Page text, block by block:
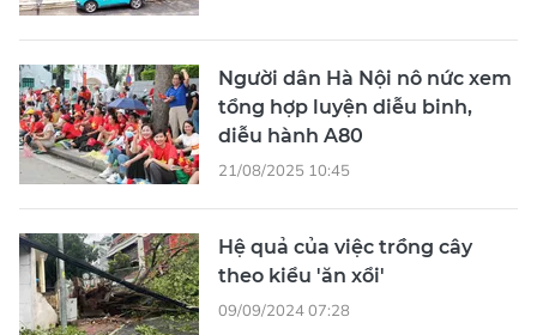
Người dân Hà Nội nô nức xem
tổng hợp luyện diễu binh,
diễu hành A80
21/08/2025 10:45
Hệ quả của việc trồng cây
theo kiểu 'ăn xổi'
09/09/2024 07:28